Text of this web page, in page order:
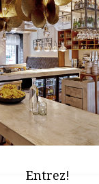
Entrez!